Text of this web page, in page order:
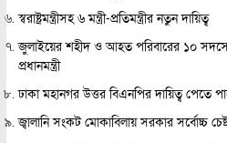
স্বরাষ্ট্রমন্ত্রীসহ ৬ মন্ত্রী-প্রতিমন্ত্রীর নতুন দায়িত্ব
জুলাইয়ের শহীদ ও আহত পরিবারের ১০
প্রধানমন্ত্রী
ঢাকা মহানগর উত্তর বিএনপির দায়িত্ব পেতে
জ্বালানি সংকট মোকাবিলায় সরকার সর্বোচ্চ